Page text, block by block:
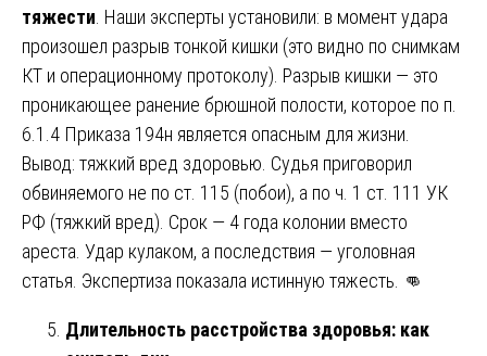
тяжести . Наши эксперты установили: в момент удара
произошел разрыв тонкой кишки (это видно по снимкам
КТ и операционному протоколу). Разрыв кишки — это
проникающее ранение брюшной полости, которое по п.
6.1.4 Приказа 194н является опасным для жизни.
Вывод: тяжкий вред здоровью. Судья приговорил
обвиняемого не по ст. 115 (побои), а по ч. 1 ст. 111 УК
РФ (тяжкий вред). Срок — 4 года колонии вместо
ареста. Удар кулаком, а последствия — уголовная
статья. Экспертиза показала истинную тяжесть. 👊
Длительность расстройства здоровья: как